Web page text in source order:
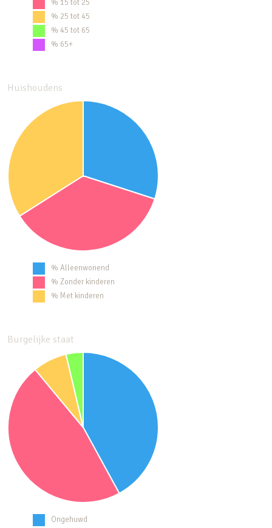
% 15 tot 25
% 25 tot 45
% 45 tot 65
% 65+
Huishoudens
% Alleenwonend
% Zonder kinderen
% Met kinderen
Burgelijke staat
Ongehuwd